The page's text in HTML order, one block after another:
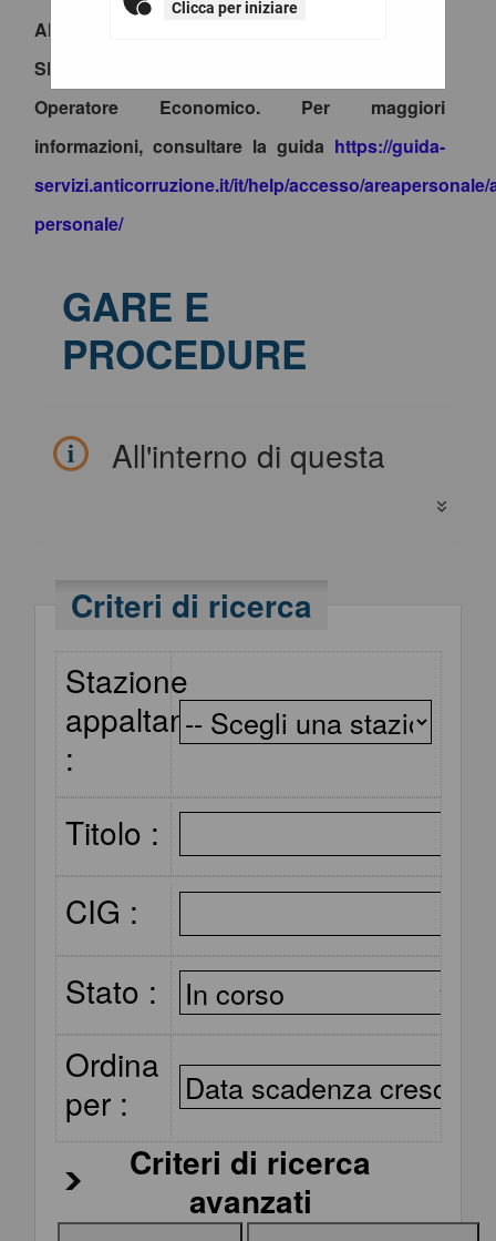
Clicca per iniziare
ANAC, è necessario accedere al portale tramite
SPID e procedere alla creazione del profilo di
Operatore Economico. Per maggiori
informazioni, consultare la guida https://guida-
servizi.anticorruzione.it/it/help/accesso/areapersonale/
personale/
GARE E
PROCEDURE
All'interno di questa
previsti dalla normativa
dei contratti.
I dati di dettaglio delle
procedure pubbliche
sono consultabili
selezionando il
collegamento
"Visualizza Scheda".
Criteri di ricerca
Stazione
appaltante
:
Titolo :
CIG :
Stato :
Ordina
per :
Criteri di ricerca
avanzati